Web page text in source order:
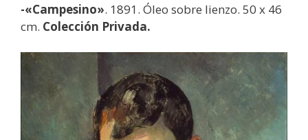
-«Campesino». 1891. Óleo sobre lienzo. 50 x 46
cm. Colección Privada.